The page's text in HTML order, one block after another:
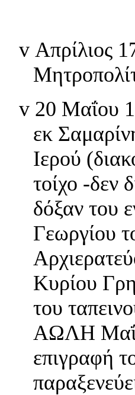
v Απρίλιος
v 20 Μαΐου
εκ
Ιερού
τοίχο -δεν
δόξαν του
Γεωργίου
Κυρίου
του
ΑΩΛΗ
επιγραφή